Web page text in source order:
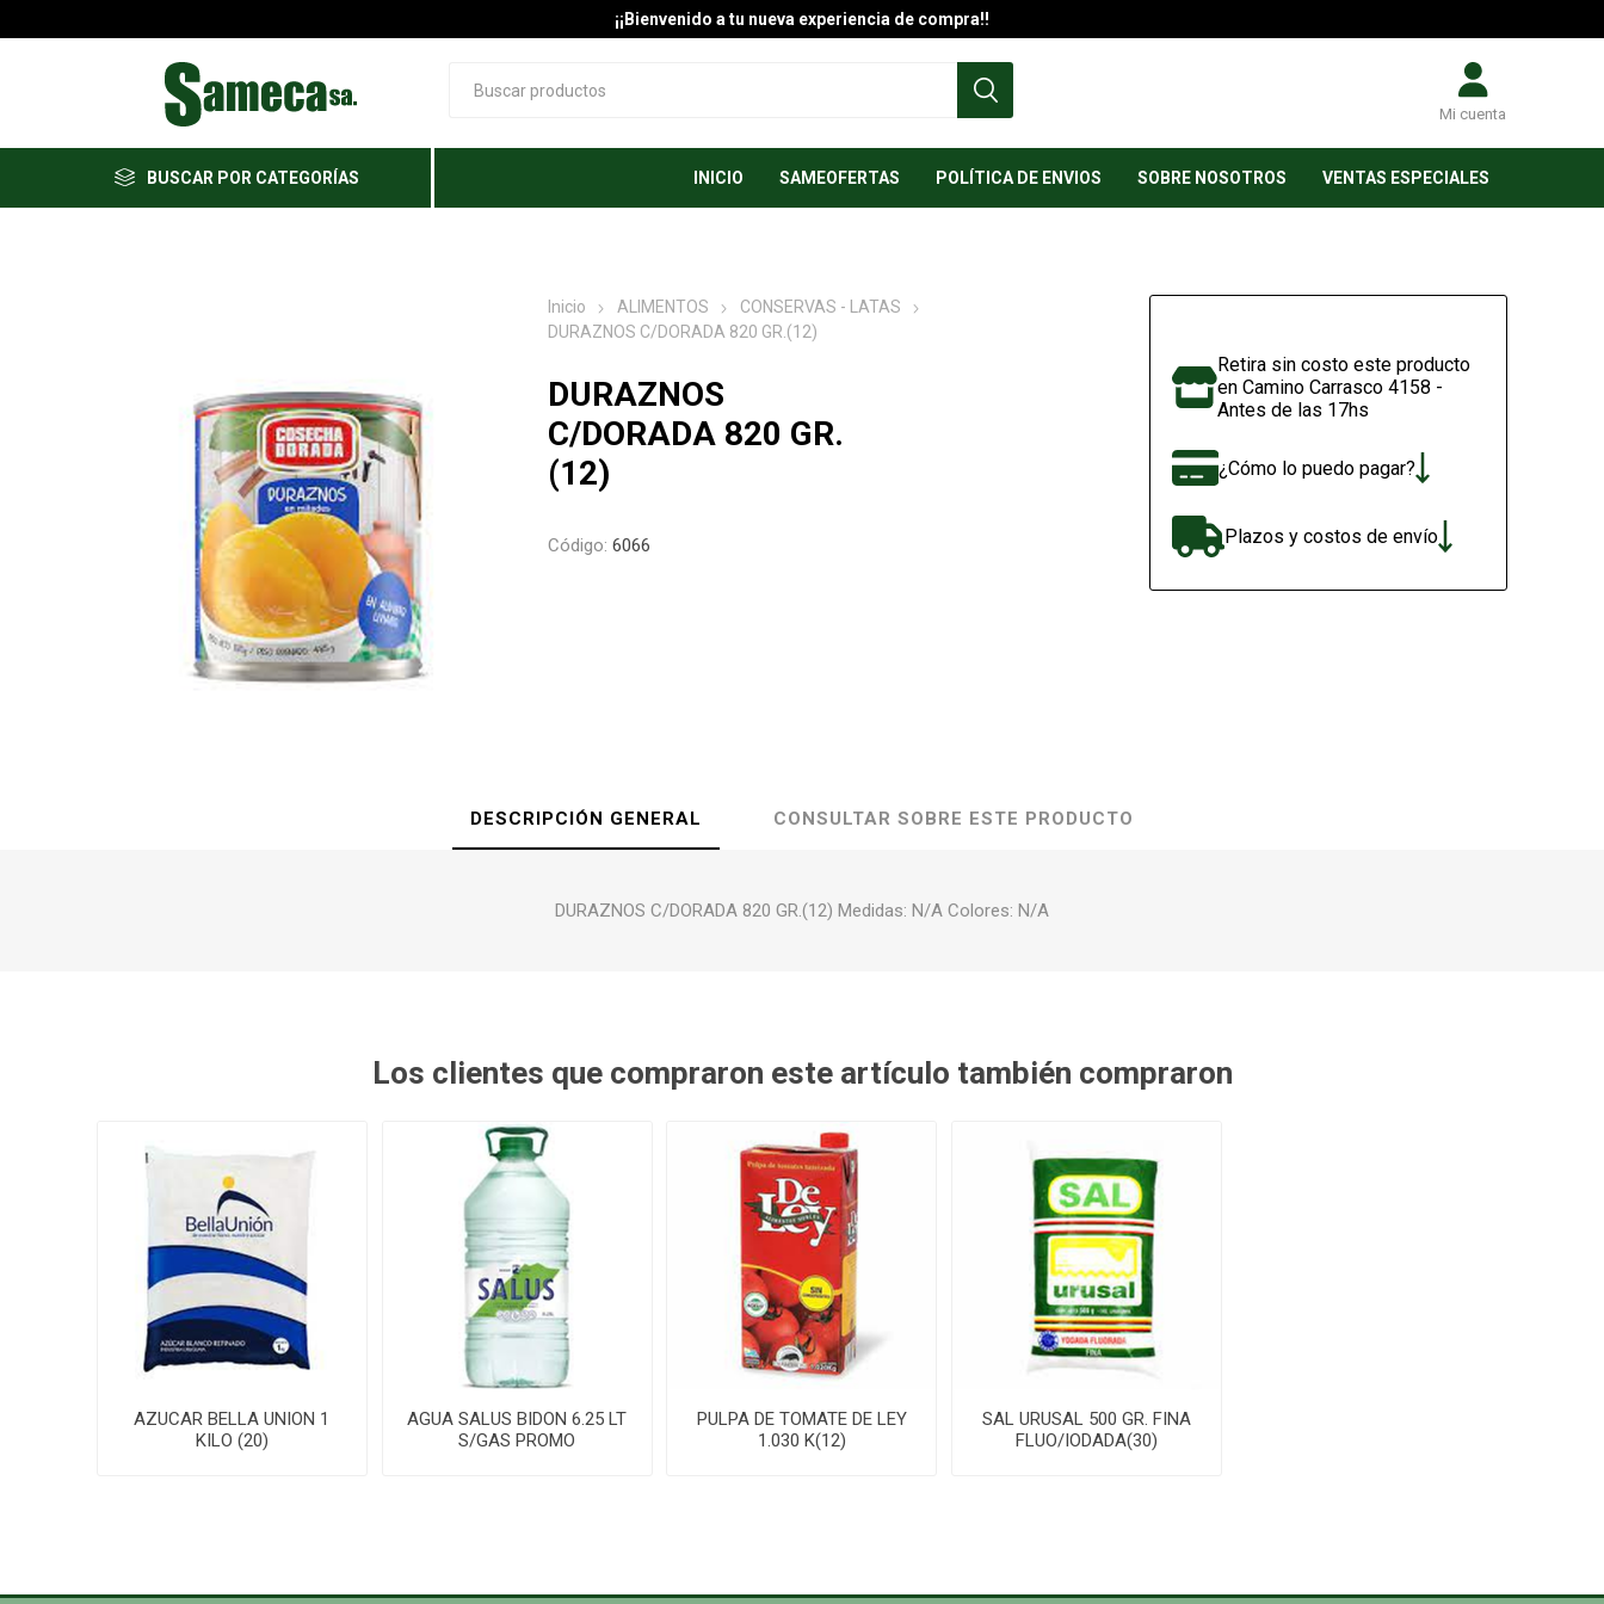
¡¡Bienvenido a tu nueva experiencia de compra!!
Mi cuenta
BUSCAR POR CATEGORÍAS INICIO SAMEOFERTAS POLÍTICA DE ENVIOS SOBRE NOSOTROS VENTAS ESPECIALES
Inicio ALIMENTOS
CONSERVAS - LATAS
DURAZNOS C/DORADA 820 GR.(12)
DURAZNOS
C/DORADA 820 GR.
(12)
Código: 6066
Retira sin costo este producto
en Camino Carrasco 4158 -
Antes de las 17hs
¿Cómo lo puedo pagar?
Plazos y costos de envío
DESCRIPCIÓN GENERAL CONSULTAR SOBRE ESTE PRODUCTO
DURAZNOS C/DORADA 820 GR.(12) Medidas: N/A Colores: N/A
Los clientes que compraron este artículo también compraron
AZUCAR BELLA UNION 1
KILO (20)
AGUA SALUS BIDON 6.25 LT
S/GAS PROMO
PULPA DE TOMATE DE LEY
1.030 K(12)
SAL URUSAL 500 GR. FINA
FLUO/IODADA(30)